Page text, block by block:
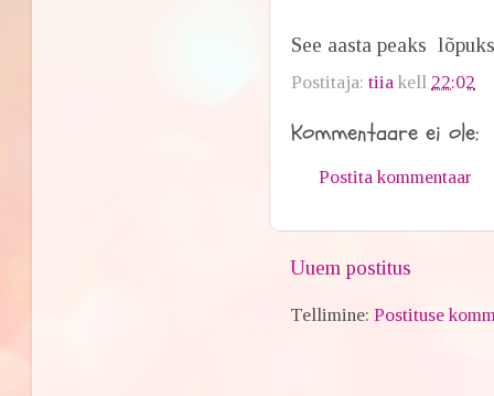
See aasta peaks
Postitaja:tiia kell 22:02
Kommentaare ei ole:
Postita kommentaar
Uuem postitus
Tellimine:Postituse